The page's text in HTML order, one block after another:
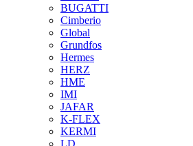
BUGATTI
Cimberio
Global
Grundfos
Hermes
HERZ
HME
IMI
JAFAR
K-FLEX
KERMI
LD